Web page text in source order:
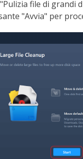
file di grandi
"Avvia" per